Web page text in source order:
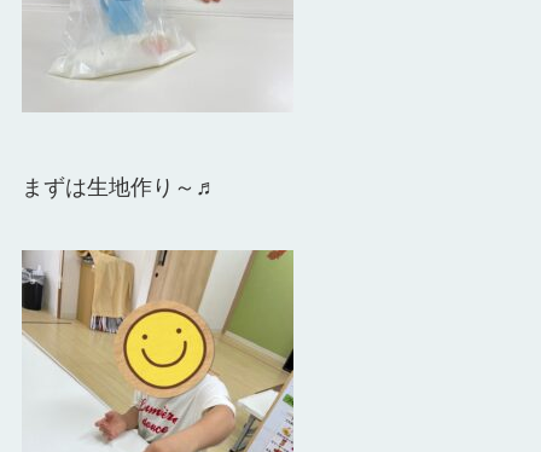
まずは生地作り～♬